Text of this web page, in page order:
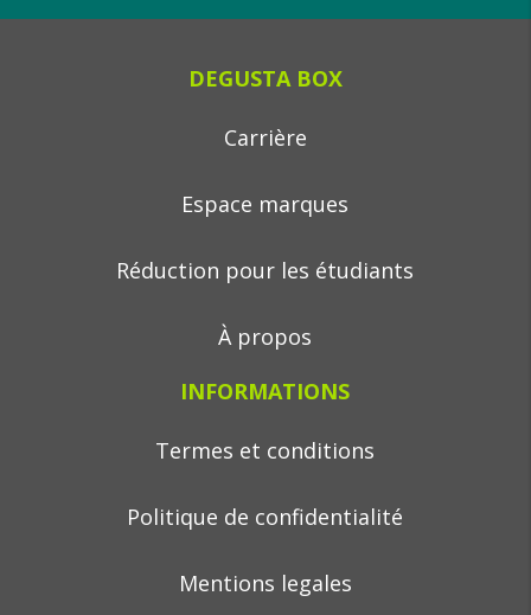
DEGUSTA BOX
Carrière
Espace marques
Réduction pour les étudiants
À propos
INFORMATIONS
Termes et conditions
Politique de confidentialité
Mentions legales